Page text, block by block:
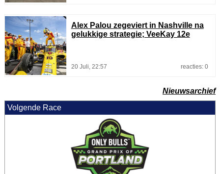
Alex Palou zegeviert in Nashville na
gelukkige strategie; VeeKay 12e
20 Juli, 22:57 reacties: 0
Nieuwsarchief
Volgende Race